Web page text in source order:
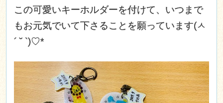
この可愛いキーホルダーを付けて、いつまで
もお元気でいて下さることを願っています(ㅅ
´ ˘ `)♡*